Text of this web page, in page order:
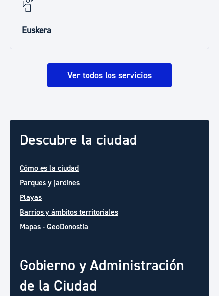
Euskera
Ver todos los servicios
Descubre la ciudad
Cómo es la ciudad
Parques y jardines
Playas
Barrios y ámbitos territoriales
Mapas - GeoDonostia
Gobierno y Administración
de la Ciudad